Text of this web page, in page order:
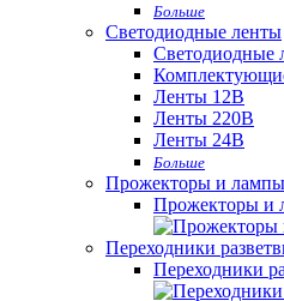
Больше
Светодиодные ленты
Светодиодные
Ленты 12В
Ленты 220В
Ленты 24В
Больше
Прожекторы и
Прожекторы и
Переходники
Переходники